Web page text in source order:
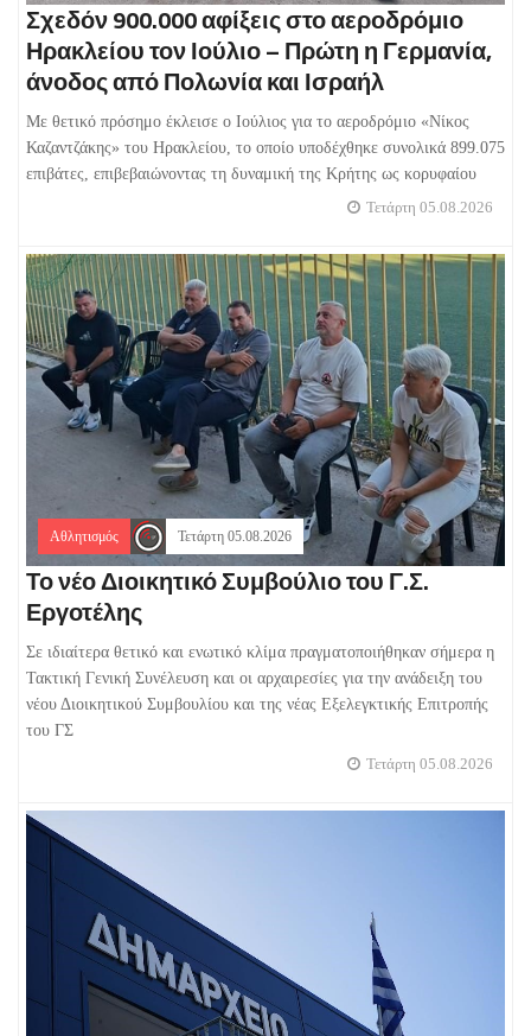
Σχεδόν 900.000 αφίξεις στο αεροδρόμιο
Ηρακλείου τον Ιούλιο – Πρώτη η Γερμανία,
άνοδος από Πολωνία και Ισραήλ
Με θετικό πρόσημο έκλεισε ο Ιούλιος για το αεροδρόμιο «Νίκος
Καζαντζάκης» του Ηρακλείου, το οποίο υποδέχθηκε συνολικά 899.075
επιβάτες, επιβεβαιώνοντας τη δυναμική της Κρήτης ως κορυφαίου
Τετάρτη 05.08.2026
Αθλητισμός Τετάρτη 05.08.2026
Το νέο Διοικητικό Συμβούλιο του Γ.Σ.
Εργοτέλης
Σε ιδιαίτερα θετικό και ενωτικό κλίμα πραγματοποιήθηκαν σήμερα η
Τακτική Γενική Συνέλευση και οι αρχαιρεσίες για την ανάδειξη του
νέου Διοικητικού Συμβουλίου και της νέας Εξελεγκτικής Επιτροπής
του ΓΣ
Τετάρτη 05.08.2026